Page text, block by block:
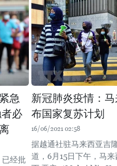
急
必
已经批
新冠肺炎疫情：
布国家复苏计划
16/06/2021 02:58
据越通社驻马来西亚吉
道，6月15日下午，马